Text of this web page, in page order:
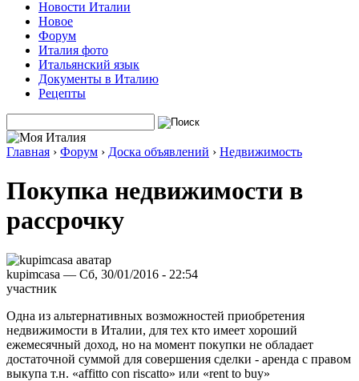
Новости Италии
Новое
Форум
Италия фото
Итальянский язык
Документы в Италию
Рецепты
Главная › Форум › Доска объявлений › Недвижимость
Покупка недвижимости в
рассрочку
kupimcasa — Сб, 30/01/2016 - 22:54
участник
Одна из альтернативных возможностей приобретения
недвижимости в Италии, для тех кто имеет хороший
ежемесячный доход, но на момент покупки не обладает
достаточной суммой для совершения сделки - аренда с правом
выкупа т.н. «affitto con riscatto» или «rent to buy»